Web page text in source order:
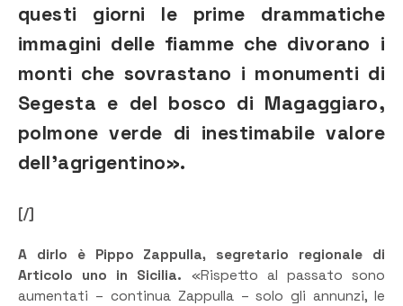
questi giorni le prime drammatiche
immagini delle fiamme che divorano i
monti che sovrastano i monumenti di
Segesta e del bosco di Magaggiaro,
polmone verde di inestimabile valore
dell’agrigentino».
[/]
A dirlo è Pippo Zappulla, segretario regionale di
Articolo uno in Sicilia. «Rispetto al passato sono
aumentati – continua Zappulla – solo gli annunzi, le